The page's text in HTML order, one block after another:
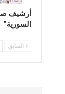
السورية”
السابق